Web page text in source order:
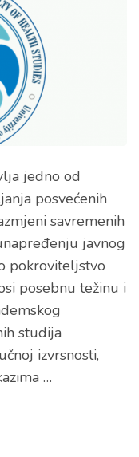
jedno od
posvećenih
savremenih
javnog
pokroviteljstvo
posebnu težinu i
studija
izvrsnosti,
…